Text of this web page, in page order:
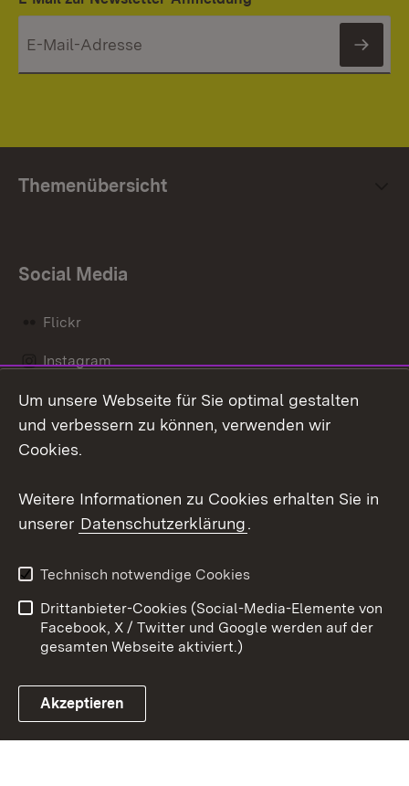
Themenübersicht
Social Media
Flickr
Instagram
Social Wall
Link zum Landesportal
Barrierefreiheit
Benutzungshinweise
Impressum
Cookies
Um unsere Webseite für Sie optimal gestalten
und verbessern zu können, verwenden wir
Cookies.
Weitere Informationen zu Cookies erhalten Sie in
unserer Datenschutzerklärung.
Technisch notwendige Cookies
Drittanbieter-Cookies (Social-Media-Elemente von
Facebook, X / Twitter und Google werden auf der
gesamten Webseite aktiviert.)
Akzeptieren